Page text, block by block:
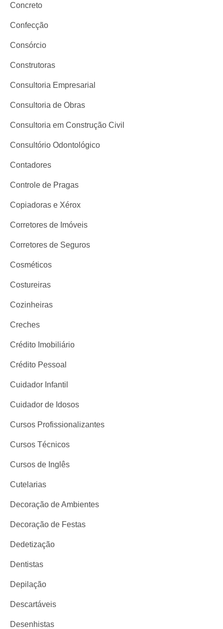
Concreto
Confecção
Consórcio
Construtoras
Consultoria Empresarial
Consultoria de Obras
Consultoria em Construção Civil
Consultório Odontológico
Contadores
Controle de Pragas
Copiadoras e Xérox
Corretores de Imóveis
Corretores de Seguros
Cosméticos
Costureiras
Cozinheiras
Creches
Crédito Imobiliário
Crédito Pessoal
Cuidador Infantil
Cuidador de Idosos
Cursos Profissionalizantes
Cursos Técnicos
Cursos de Inglês
Cutelarias
Decoração de Ambientes
Decoração de Festas
Dedetização
Dentistas
Depilação
Descartáveis
Desenhistas